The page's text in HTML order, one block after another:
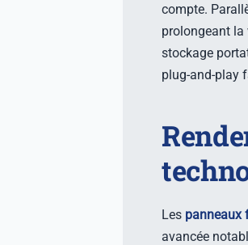
compte.
prolongeant la
stockage
plug-and-play
Les panneaux
avancée